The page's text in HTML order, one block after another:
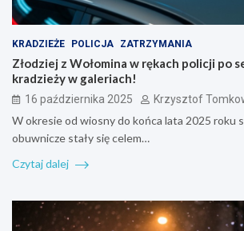
KRADZIEŻE POLICJA ZATRZYMANIA
Złodziej z Wołomina w rękach policji po
kradzieży w galeriach!
16 października 2025 Krzysztof
W okresie od wiosny do końca lata 2025 roku
obuwnicze stały się celem…
Czytaj dalej